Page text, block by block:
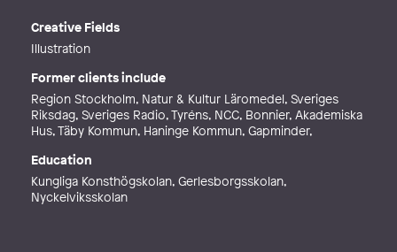
w.literarymaps.com
Creative Fields
Illustration
Former clients include
Region Stockholm, Natur & Kultur Läromedel, Sveriges
Riksdag, Sveriges Radio, Tyréns, NCC, Bonnier, Akademiska
Hus, Täby Kommun, Haninge Kommun, Gapminder,
Education
Kungliga Konsthögskolan, Gerlesborgsskolan,
Nyckelviksskolan